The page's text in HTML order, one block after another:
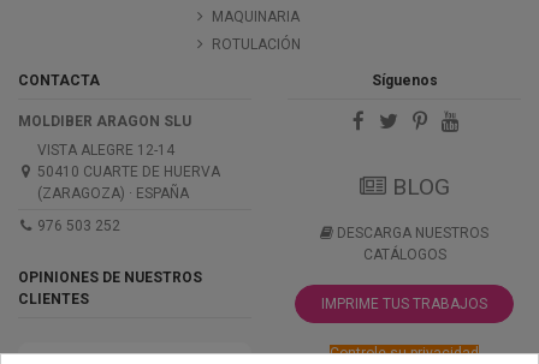
MAQUINARIA
ROTULACIÓN
CONTACTA
MOLDIBER ARAGON SLU
VISTA ALEGRE 12-14
50410 CUARTE DE HUERVA
(ZARAGOZA) · ESPAÑA
976 503 252
OPINIONES DE NUESTROS
CLIENTES
Síguenos
BLOG
DESCARGA NUESTROS
CATÁLOGOS
IMPRIME TUS TRABAJOS
Controle su privacidad